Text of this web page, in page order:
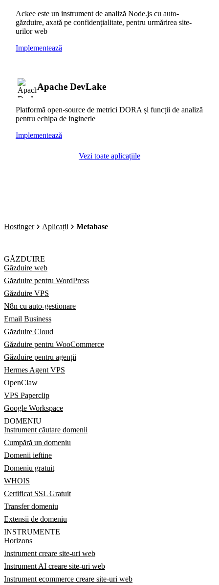
Ackee este un instrument de analiză Node.js cu auto-
găzduire, axată pe confidențialitate, pentru urmărirea site-
urilor web
Implementează
Apache DevLake
Platformă open-source de metrici DORA și funcții de analiză
pentru echipa de inginerie
Implementează
Vezi toate aplicațiile
Hostinger Aplicații Metabase
GĂZDUIRE
Găzduire web
Găzduire pentru WordPress
Găzduire VPS
N8n cu auto-gestionare
Email Business
Găzduire Cloud
Găzduire pentru WooCommerce
Găzduire pentru agenții
Hermes Agent VPS
OpenClaw
VPS Paperclip
Google Workspace
DOMENIU
Instrument căutare domenii
Cumpără un domeniu
Domenii ieftine
Domeniu gratuit
WHOIS
Certificat SSL Gratuit
Transfer domeniu
Extensii de domeniu
INSTRUMENTE
Horizons
Instrument creare site-uri web
Instrument AI creare site-uri web
Instrument ecommerce creare site-uri web